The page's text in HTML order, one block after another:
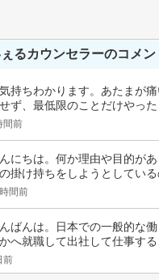
るカウンセラーのコメン
持ちわかります。あたまが
ず、最低限のことだけやっ
じゃ…
間前
にちは。何か理由や目的が
の掛け持ちをしようとしてい
いま…
間前
ばんは。日本での一般的な
へ就職して出社して仕事する
では…
前